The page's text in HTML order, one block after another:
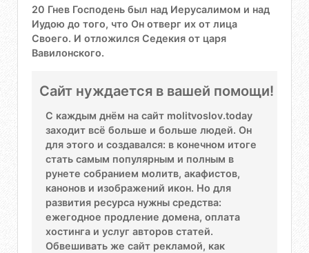
20 Гнев Господень был над Иерусалимом и над
Иудою до того, что Он отверг их от лица
Своего. И отложился Седекия от царя
Вавилонского.
Сайт нуждается в вашей помощи!
С каждым днём на сайт molitvoslov.today
заходит всё больше и больше людей. Он
для этого и создавался: в конечном итоге
стать самым популярным и полным в
рунете собранием молитв, акафистов,
канонов и изображений икон. Но для
развития ресурса нужны средства:
ежегодное продление домена, оплата
хостинга и услуг авторов статей.
Обвешивать же сайт рекламой, как